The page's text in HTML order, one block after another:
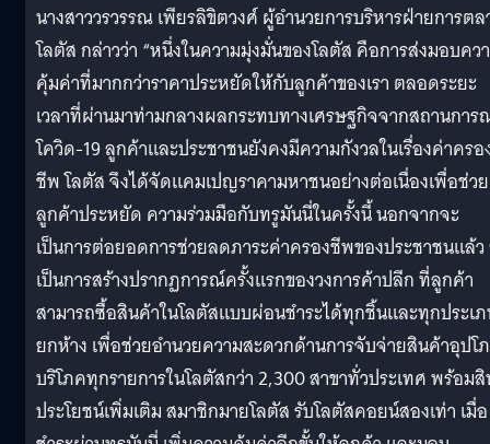
นางสาววรวรรณ เพียรลิขิตวงศ์ ผู้อำนวยการบริหารฝ่ายการต
โลตัส กล่าวว่า “หนึ่งในความมุ่งมั่นของโลตัส คือการส่งมอบคว
คุ้มค่าที่มากกว่าราคาประหยัดให้กับลูกค้าของเรา ตลอดระยะ
เวลาที่ผ่านมาท่ามกลางผลกระทบทางเศรษฐกิจจากสถานกา
โควิด-19 ลูกค้าและประชาชนยังคงมีความกังวลในเรื่องค่าครอ
ชีพ โลตัส จึงได้จัดแคมเปญราคามหาชนอย่างต่อเนื่องเพื่อช่วย
ลูกค้าประหยัด ความร่วมมือกับทรูมันนี่ในครั้งนี้ นอกจากจะ
เป็นการต่อยอดการช่วยลดภาระค่าครองชีพของประชาชนแล้ว
เป็นการสร้างปรากฏการณ์ครั้งแรกของวงการค้าปลีก ที่ลูกค้า
สามารถซื้อสินค้าในโลตัสแบบผ่อนชำระได้ทุกชิ้นและทุกประเ
ยกห้าง เพื่อช่วยอำนวยความสะดวกด้านการจับจ่ายสินค้าอุปโ
บริโภคทุกรายการในโลตัสกว่า 2,300 สาขาทั่วประเทศ พร้อม
ประโยชน์เพิ่มเติม สมาชิกมายโลตัส รับโลตัสคอยน์สองเท่า เมื่อ